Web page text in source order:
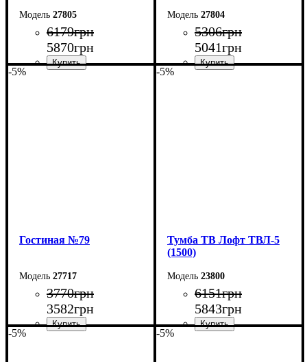
27805
6179грн
5870грн
27804
5306грн
5041грн
-5%
Гостиная №79
27717
3770грн
3582грн
-5%
Тумба ТВ Лофт ТВЛ-5
(1500)
23800
6151грн
5843грн
-5% -5%